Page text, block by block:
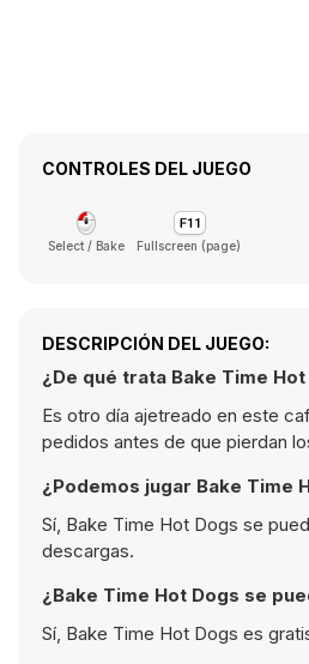
CONTROLES DEL JUEGO
Select / Bake Fullscreen (page)
DESCRIPCIÓN DEL JUEGO:
¿De qué trata Bake Time
Es otro día ajetreado en este
pedidos antes de que pierdan
¿Podemos jugar Bake Time
Sí, Bake Time Hot Dogs se
descargas.
¿Bake Time Hot Dogs se
Sí, Bake Time Hot Dogs es